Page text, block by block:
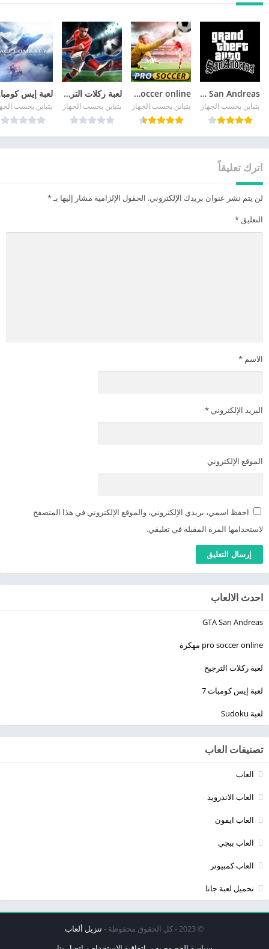
GTA San Andreas
يتباين بحسب الجهاز
pro soccer online مهكرة
يتباين بحسب الجهاز
لعبة ركلات الترجيح
يتباين بحسب الجهاز يتباين بحسب
اترك تعليقاً
لن يتم نشر عنوان بريدك الإلكتروني. الحقول الإلزامية مشار إليها بـ*
التعليق *
الاسم *
البريد الإلكتروني *
الموقع الإلكتروني
احفظ اسمي، بريدي الإلكتروني، والموقع الإلكتروني في هذا المتصفح
لاستخدامها المرة المقبلة في تعليقي.
احدث الالعاب
GTA San Andreas
pro soccer online مهكرة
لعبة ركلات الترجيح
لعبة إيس كومبات 7
لعبة Sudoku
تصنيفات العاب
العاب
العاب الاندرويد
العاب ايفون
العاب ببجي
العاب كمبيوتر
تحميل لعبة جاتا
© 2023 - كل الحقوق محفوظة -
تنزيل ألعاب